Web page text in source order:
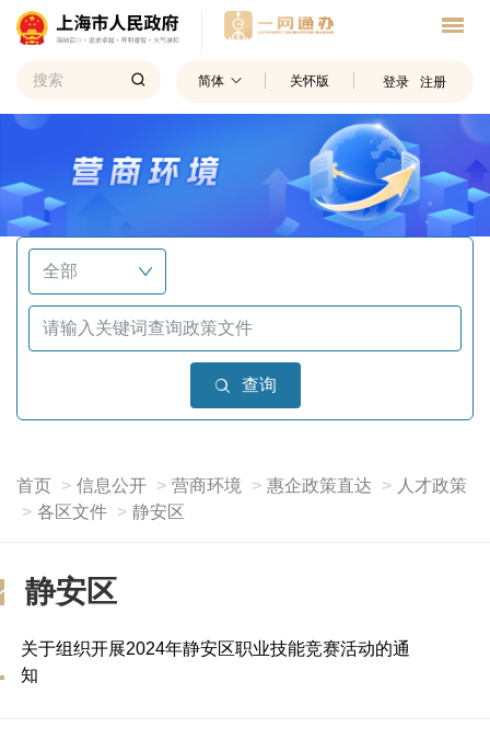
简体 关怀版 登录 注册
查询
首页 信息公开 营商环境 惠企政策直达
人才政策
各区文件
静安区
静安区
关于组织开展2024年静安区职业技能竞赛活动的通
知